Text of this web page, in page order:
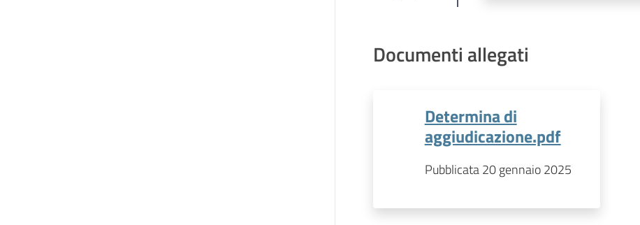
Documenti allegati
Determina di
aggiudicazione.pdf
Pubblicata 20 gennaio 2025